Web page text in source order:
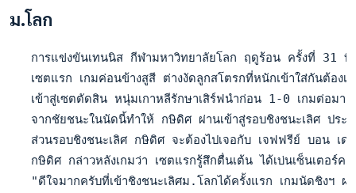
ม.โลก
การแข่งขันเทนนิส กีฬามหาวิทยาลัยโลก ฤดูร้อน ครั้งที่ 31
เซตแรก เกมค่อนข้างสูสี ต่างงัดลูกสโตรกที่หนักเข้าใส่กันต้อง
เข้าสู่เซตตัดสิน หนุ่มเกาหลีรักษาเสิร์ฟนำก่อน 1-0 เกมต่อม
จากชัยชนะในนัดนี้ทำให้ กษิดิศ ผ่านเข้าสู่รอบชิงชนะเลิศ ปร
ส่วนรอบชิงชนะเลิศ กษิดิศ จะต้องไปเจอกับ เจฟฟรีย์ บอน เ
กษิดิศ กล่าวหลังเกมว่า เซตแรกรู้สึกตื่นเต้น ได้เบ่นเซ็นเตอร์
"ดีใจมากครับที่เข้าชิงชนะเลิศม.โลกได้ครั้งแรก เกมนัดชิงฯ